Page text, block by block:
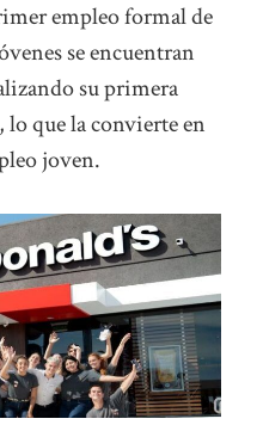
empleo formal de
se encuentran
su primera
que la convierte en
joven.